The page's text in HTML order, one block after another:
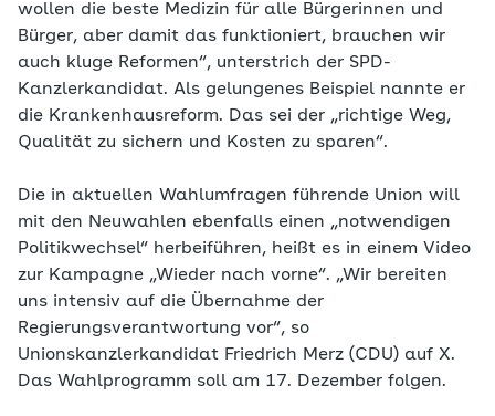
wollen die beste Medizin für alle Bürgerinnen und
Bürger, aber damit das funktioniert, brauchen wir
auch kluge Reformen“, unterstrich der SPD-
Kanzlerkandidat. Als gelungenes Beispiel nannte er
die Krankenhausreform. Das sei der „richtige Weg,
Qualität zu sichern und Kosten zu sparen“.
Die in aktuellen Wahlumfragen führende Union will
mit den Neuwahlen ebenfalls einen „notwendigen
Politikwechsel“ herbeiführen, heißt es in einem Video
zur Kampagne „Wieder nach vorne“. „Wir bereiten
uns intensiv auf die Übernahme der
Regierungsverantwortung vor“, so
Unionskanzlerkandidat Friedrich Merz (CDU) auf X.
Das Wahlprogramm soll am 17. Dezember folgen.